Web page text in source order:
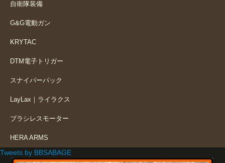
自衛隊装備
G&G電動ガン
KRYTAC
DTM電子トリガー
スナイパーパック
LayLax｜ライラクス
ブラシレスモーター
HERA ARMS
Tweets by BBSABAGE